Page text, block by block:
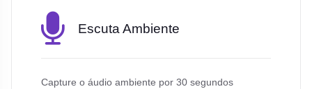
Escuta Ambiente
Capture o áudio ambiente por 30 segundos